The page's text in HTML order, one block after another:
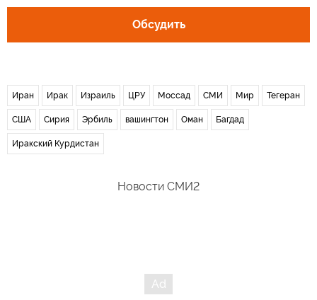
Обсудить
Иран Ирак Израиль ЦРУ Моссад СМИ Мир Тегеран
США Сирия Эрбиль вашингтон Оман Багдад
Иракский Курдистан
Новости СМИ2